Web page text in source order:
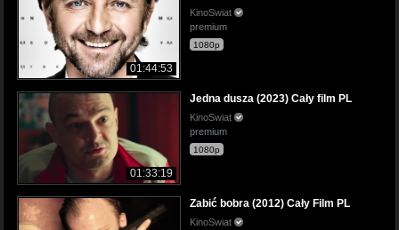
01:44:53
KinoSwiat
premium
1080p
01:33:19
Jedna dusza (2023) Cały film PL
KinoSwiat
premium
1080p
Zabić bobra (2012) Cały Film PL
KinoSwiat